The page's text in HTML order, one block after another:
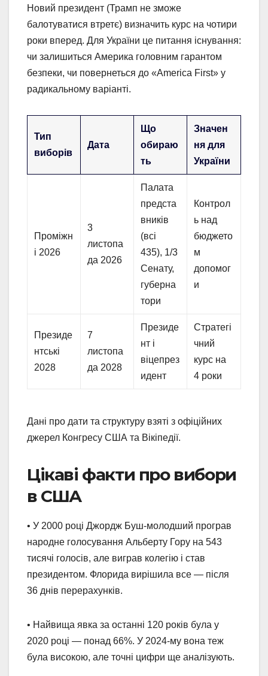
Новий президент (Трамп не зможе
балотуватися втретє) визначить курс на чотири
роки вперед. Для України це питання існування:
чи залишиться Америка головним гарантом
безпеки, чи повернеться до «America First» у
радикальному варіанті.
Тип
виборів
Дата
Що
обираю
ть
Значен
ня для
України
Проміжн
і 2026
3
листопа
да 2026
Палата
предста
вників
(всі
435), 1/3
Сенату,
губерна
тори
Контрол
ь над
бюджето
м
допомог
и
Президе
нтські
2028
7
листопа
да 2028
Президе
нт і
віцепрез
идент
Стратегі
чний
курс на
4 роки
Дані про дати та структуру взяті з офіційних
джерел Конгресу США та Вікіпедії.
Цікаві факти про вибори
в США
• У 2000 році Джордж Буш-молодший програв
народне голосування Альберту Гору на 543
тисячі голосів, але виграв колегію і став
президентом. Флорида вирішила все — після
36 днів перерахунків.
• Найвища явка за останні 120 років була у
2020 році — понад 66%. У 2024-му вона теж
була високою, але точні цифри ще аналізують.